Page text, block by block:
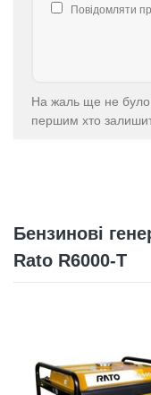
Повідомляти
На жаль ще не було
першим хто
Бензинові
Rato R6000-T